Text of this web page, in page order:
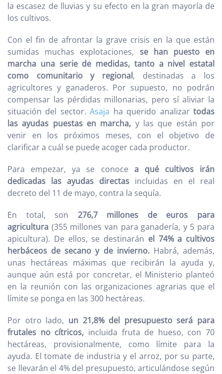
la escasez de lluvias y su efecto en la gran mayoría de
los cultivos.
Con el fin de afrontar la grave crisis en la que están
sumidas muchas explotaciones, se han puesto en
marcha una serie de medidas, tanto a nivel estatal
como comunitario y regional, destinadas a los
agricultores y ganaderos. Por supuesto, no podrán
compensar las pérdidas millonarias, pero sí aliviar la
situación del sector.Asaja ha querido analizartodas
las ayudas puestas en marcha, y las que están por
venir en los próximos meses, con el objetivo de
clarificar a cuál se puede acoger cada productor.
Para empezar, ya se conoce a qué cultivos irán
dedicadas las ayudas directas incluidas en el real
decreto del 11 de mayo, contra la sequía.
En total, son 276,7 millones de euros para
agricultura (355 millones van para ganadería, y 5 para
apicultura). De ellos, se destinarán el 74% a cultivos
herbáceos de secano y de invierno.Habrá, además,
unas hectáreas máximas que recibirán la ayuda y,
aunque aún está por concretar, el Ministerio planteó
en la reunión con las organizaciones agrarias que el
límite se ponga en las 300 hectáreas.
Por otro lado, un 21,8% del presupuesto será para
frutales no cítricos, incluida fruta de hueso, con 70
hectáreas, provisionalmente, como límite para la
ayuda. El tomate de industria y el arroz, por su parte,
se llevarán el 4% del presupuesto, articulándose según